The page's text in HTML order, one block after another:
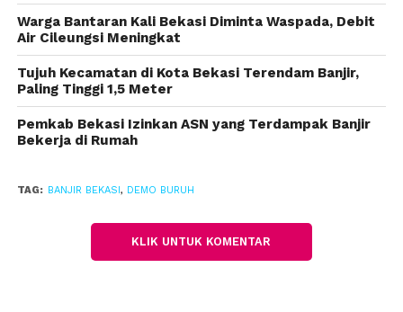
yang berada di dataran lebih rendah. Banjir pada
Maret lalu menyisakan atap, sementara pada Juli lalu
lebih rendah.
“Untuk buyback sepertinya tidak bisa, karena
memang itu melibatkan pihak bank BTN juga,
mayoritas warga itu kan membeli rumah secara
atau relokasi,” katanya.
Warga Bantaran Kali Bekasi Diminta Waspada, Debit
Air Cileungsi Meningkat
Tujuh Kecamatan di Kota Bekasi Terendam Banjir,
Paling Tinggi 1,5 Meter
Pemkab Bekasi Izinkan ASN yang Terdampak Banjir
Bekerja di Rumah
TAG: BANJIR BEKASI , DEMO BURUH
KLIK UNTUK KOMENTAR